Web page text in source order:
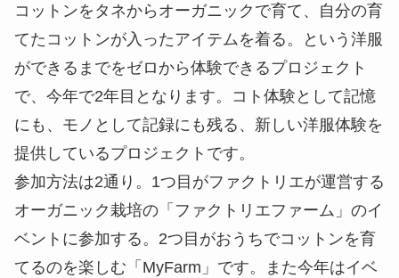
コットンをタネからオーガニックで育て、自分の育
てたコットンが入ったアイテムを着る。という洋服
ができるまでをゼロから体験できるプロジェクト
で、今年で2年目となります。コト体験として記憶
にも、モノとして記録にも残る、新しい洋服体験を
提供しているプロジェクトです。
参加方法は2通り。1つ目がファクトリエが運営する
オーガニック栽培の「ファクトリエファーム」のイ
ベントに参加する。2つ目がおうちでコットンを育
てるのを楽しむ「MyFarm」です。また今年はイベ